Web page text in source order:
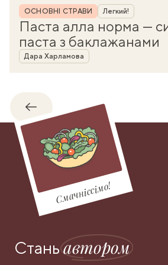
Рубрика
ОСНОВНІ СТРАВИ Легкий!
Паста алла норма —
паста з баклажанами
Автор
Дара Харламова
Назад
Смачніссімо!
Станьавтором